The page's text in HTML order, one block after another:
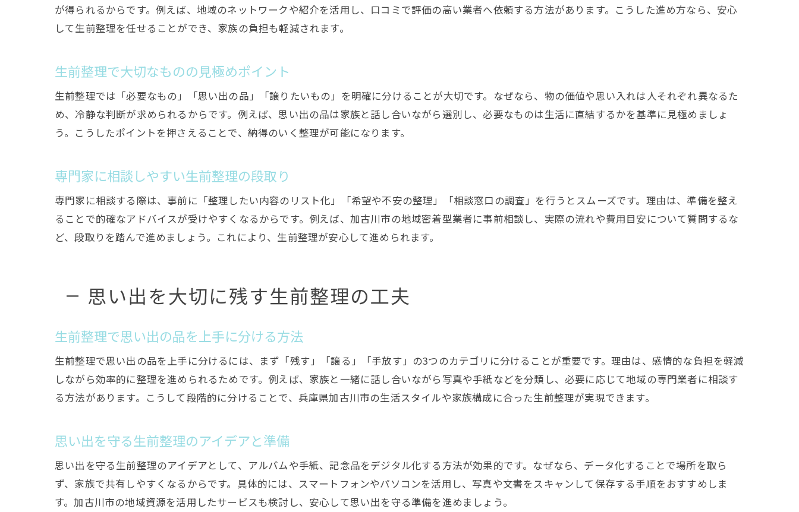
が得られるからです。例えば、地域のネットワークや紹介を活用し、口コミで評価の高い業者へ依頼する方法があります。こうした進め方なら、安心
して生前整理を任せることができ、家族の負担も軽減されます。
生前整理で大切なものの見極めポイント
生前整理では「必要なもの」「思い出の品」「譲りたいもの」を明確に分けることが大切です。なぜなら、物の価値や思い入れは人それぞれ異なるた
め、冷静な判断が求められるからです。例えば、思い出の品は家族と話し合いながら選別し、必要なものは生活に直結するかを基準に見極めましょ
う。こうしたポイントを押さえることで、納得のいく整理が可能になります。
専門家に相談しやすい生前整理の段取り
専門家に相談する際は、事前に「整理したい内容のリスト化」「希望や不安の整理」「相談窓口の調査」を行うとスムーズです。理由は、準備を整え
ることで的確なアドバイスが受けやすくなるからです。例えば、加古川市の地域密着型業者に事前相談し、実際の流れや費用目安について質問するな
ど、段取りを踏んで進めましょう。これにより、生前整理が安心して進められます。
思い出を大切に残す生前整理の工夫
生前整理で思い出の品を上手に分ける方法
生前整理で思い出の品を上手に分けるには、まず「残す」「譲る」「手放す」の3つのカテゴリに分けることが重要です。理由は、感情的な負担を軽減
しながら効率的に整理を進められるためです。例えば、家族と一緒に話し合いながら写真や手紙などを分類し、必要に応じて地域の専門業者に相談す
る方法があります。こうして段階的に分けることで、兵庫県加古川市の生活スタイルや家族構成に合った生前整理が実現できます。
思い出を守る生前整理のアイデアと準備
思い出を守る生前整理のアイデアとして、アルバムや手紙、記念品をデジタル化する方法が効果的です。なぜなら、データ化することで場所を取ら
ず、家族で共有しやすくなるからです。具体的には、スマートフォンやパソコンを活用し、写真や文書をスキャンして保存する手順をおすすめしま
す。加古川市の地域資源を活用したサービスも検討し、安心して思い出を守る準備を進めましょう。